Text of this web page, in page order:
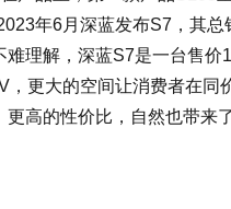
年6月深蓝发布S7，其总
难理解，深蓝S7是一台售价
，更大的空间让消费者在同
更高的性价比，自然也带来